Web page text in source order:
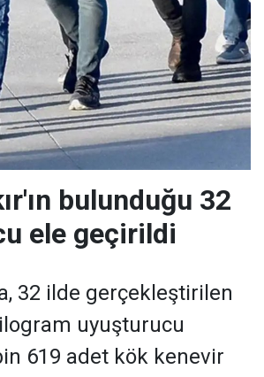
bulunduğu 32
ele geçirildi
32 ilde gerçekleştirilen
uyuşturucu
619 adet kök kenevir